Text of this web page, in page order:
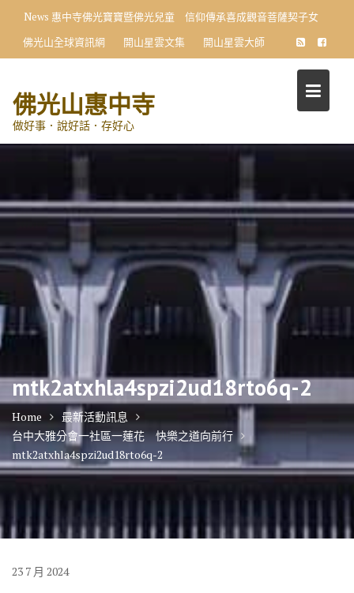
content
News 惠中寺佛光寶寶暨佛光兒童 信仰傳承喜成觀音菩薩契子女
佛光山全球資訊網
開山星雲文集 開山星雲大師
佛光山惠中寺
做好事．說好話．存好心
mtk2atxhla4spzi2ud18rto6q-2
Home
最新活動訊息
台中大雅分會一社區一蓮花 快樂之道向前行
mtk2atxhla4spzi2ud18rto6q-2
23 7 月 2024